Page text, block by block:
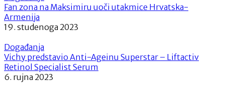
Fan zona na Maksimiru uoči utakmice Hrvatska-
Armenija
19. studenoga 2023
Događanja
Vichy predstavio Anti-Ageinu Superstar – Liftactiv
Retinol Specialist Serum
6. rujna 2023